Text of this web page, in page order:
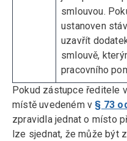
smlouvou.
ustanoven
uzavřít
smlouvě,
pracovního
Pokud zástupce ředitele
místě uvedeném v § 73
zpravidla jednat o místo
lze sjednat, že může být